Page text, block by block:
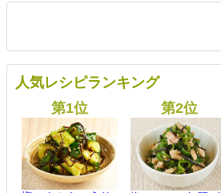
人気レシピランキング